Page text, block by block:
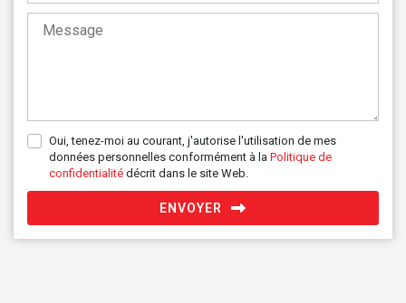
Oui, tenez-moi au courant, j'autorise l'utilisation de mes
données personnelles conformément à la Politique de
confidentialité décrit dans le site Web.
ENVOYER